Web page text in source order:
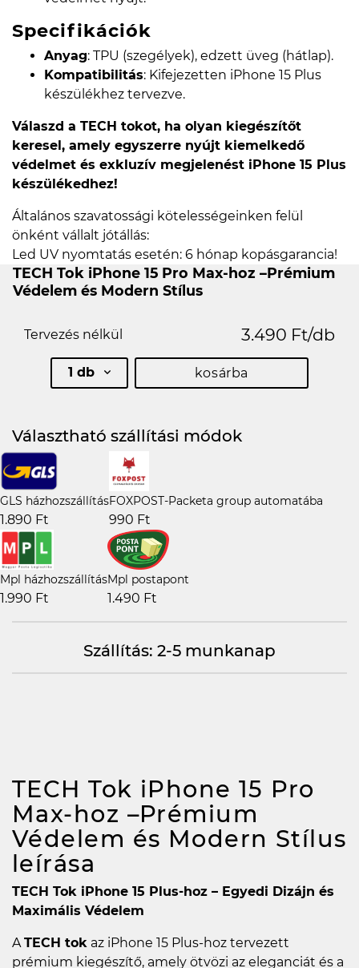
Specifikációk
Anyag: TPU (szegélyek), edzett üveg (hátlap).
Kompatibilitás: Kifejezetten iPhone 15 Plus
készülékhez tervezve.
Válaszd a TECH tokot, ha olyan kiegészítőt
keresel, amely egyszerre nyújt kiemelkedő
védelmet és exkluzív megjelenést iPhone 15 Plus
készülékedhez!
Általános szavatossági kötelességeinken felül
önként vállalt jótállás:
Led UV nyomtatás esetén: 6 hónap kopásgarancia!
TECH Tok iPhone 15 Pro Max-hoz –Prémium
Védelem és Modern Stílus
Tervezés nélkül 3.490 Ft/db
1 db kosárba
Választható szállítási módok
GLS házhozszállítás
1.890 Ft
FOXPOST-Packeta group automatába
990 Ft
Mpl házhozszállítás
1.990 Ft
Mpl postapont
1.490 Ft
Szállítás: 2-5 munkanap
TECH Tok iPhone 15 Pro
Max-hoz –Prémium
Védelem és Modern Stílus
leírása
TECH Tok iPhone 15 Plus-hoz – Egyedi Dizájn és
Maximális Védelem
ATECH tok az iPhone 15 Plus-hoz tervezett
prémium kiegészítő, amely ötvözi az eleganciát és a